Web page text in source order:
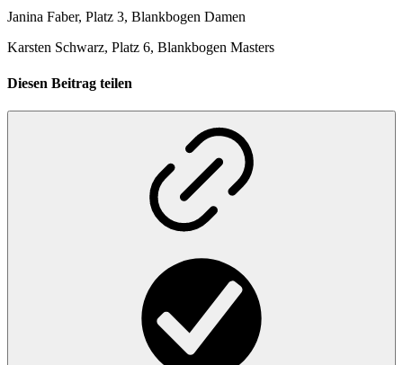
Janina Faber, Platz 3, Blankbogen Damen
Karsten Schwarz, Platz 6, Blankbogen Masters
Diesen Beitrag teilen